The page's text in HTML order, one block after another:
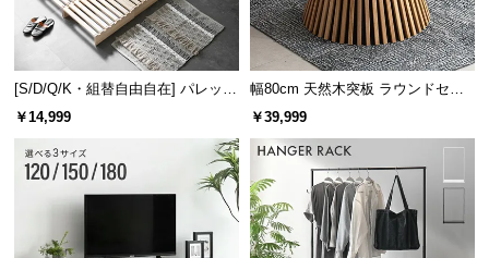
[S/D/Q/K・組替自由自在] パレット
ベッド 8/12/16枚セット
￥14,999
幅80cm 天然木突板 ラウンドセン
ターテーブル 美しい格子デザイン
￥39,999